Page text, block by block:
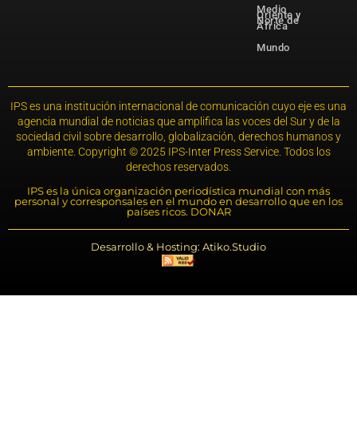
Medio
Oriente y
Norte de
África
Mundo
IPS es una institución internacional de comunicación cuyo eje es una
agencia mundial de noticias que amplifica las voces del Sur y de la
sociedad civil sobre desarrollo, globalización, derechos humanos y
ambiente. Copyright © 2025 IPS-Inter Press Service. Todos los
derechos reservados.
IPS es la única organización periodística mundial con más
personal y corresponsales en el mundo en desarrollo que en los
países ricos. DONAR
Desarrollo & Hosting: Atiko.Studio